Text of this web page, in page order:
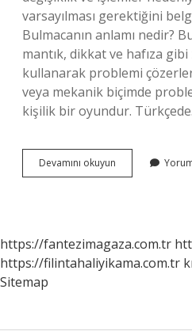
varsayılması gerektiğini
Bulmacanın anlamı nedir?
mantık, dikkat ve hafıza
kullanarak problemi
veya mekanik biçimde
kişilik bir oyundur.
Devamını okuyun
Ne
https://fantezimagaza.com.tr
https://filintahaliyikama.com.tr
Sitemap